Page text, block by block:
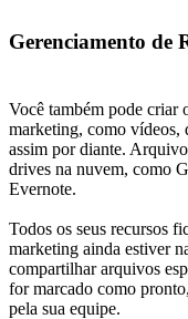
Gerenciamento de
Você também pode criar
marketing, como vídeos,
assim por diante.
drives na nuvem, como
Evernote.
Todos os seus recursos
marketing ainda estiver
compartilhar arquivos
for marcado como
pela sua equipe.